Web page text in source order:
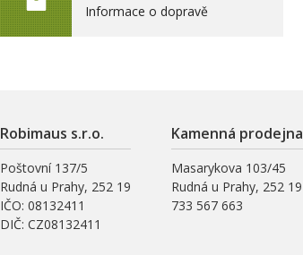
Informace o dopravě
Robimaus s.r.o.
Poštovní 137/5
Rudná u Prahy, 252 19
IČO: 08132411
DIČ: CZ08132411
Kamenná prodejna
Masarykova 103/45
Rudná u Prahy, 252 19
733 567 663